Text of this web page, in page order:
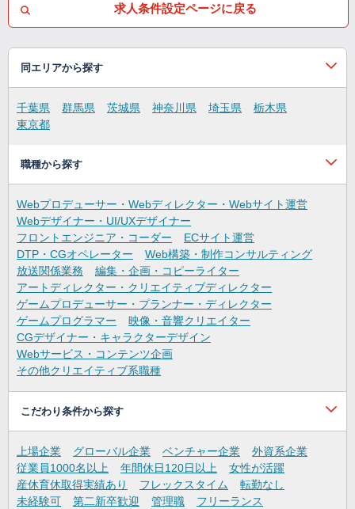
求人条件設定ページに戻る
同エリアから探す
千葉県 群馬県 茨城県 神奈川県 埼玉県
栃木県
東京都
職種から探す
Webプロデューサー・Webディレクター・Webサイト運営
Webデザイナー・UI/UXデザイナー
フロントエンジニア・コーダー
ECサイト運営
DTP・CGオペレーター
Web構築・制作コンサルティング
放送関係業務
編集・企画・コピーライター
アートディレクター・クリエイティブディレクター
ゲームプロデューサー・プランナー・ディレクター
ゲームプログラマー
映像・音響クリエイター
CGデザイナー・キャラクターデザイン
Webサービス・コンテンツ企画
その他クリエイティブ系職種
こだわり条件から探す
上場企業 グローバル企業 ベンチャー企業
外資系企業
従業員1000名以上
年間休日120日以上
女性が活躍
産休育休取得実績あり
フレックスタイム
転勤なし
未経験可
第二新卒歓迎 管理職
フリーランス